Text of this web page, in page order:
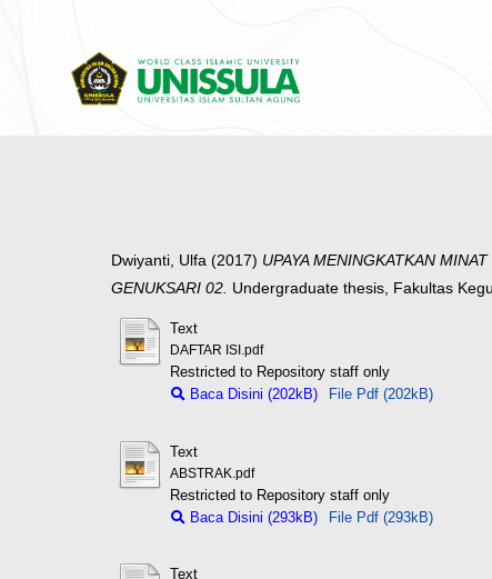
Dwiyanti, Ulfa (2017) UPAYA MENINGKATKAN
GENUKSARI 02. Undergraduate thesis, Fakultas
Text
DAFTAR ISI.pdf
Restricted to Repository staff only
Baca Disini (202kB)
File Pdf (202kB)
Text
ABSTRAK.pdf
Restricted to Repository staff only
Baca Disini (293kB)
File Pdf (293kB)
Text